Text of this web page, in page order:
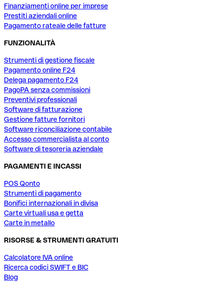
Finanziamenti online per imprese
Prestiti aziendali online
Pagamento rateale delle fatture
FUNZIONALITÀ
Strumenti di gestione fiscale
Pagamento online F24
Delega pagamento F24
PagoPA senza commissioni
Preventivi professionali
Software di fatturazione
Gestione fatture fornitori
Software riconciliazione contabile
Accesso commercialista al conto
Software di tesoreria aziendale
PAGAMENTI E INCASSI
POS Qonto
Strumenti di pagamento
Bonifici internazionali in divisa
Carte virtuali usa e getta
Carte in metallo
RISORSE & STRUMENTI GRATUITI
Calcolatore IVA online
Ricerca codici SWIFT e BIC
Blog